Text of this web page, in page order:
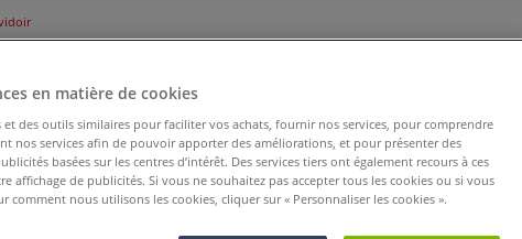
Scotch Crystal
0
En choisissant le Scotch
en matière de cookies
et des outils similaires pour faciliter vos achats, fournir nos services, pour comprendre
nos services afin de pouvoir apporter des améliorations, et pour présenter des
basées sur les centres d’intérêt. Des services tiers ont également recours à ces
affichage de publicités. Si vous ne souhaitez pas accepter tous les cookies ou si vous
comment nous utilisons les cookies, cliquer sur « Personnaliser les cookies ».